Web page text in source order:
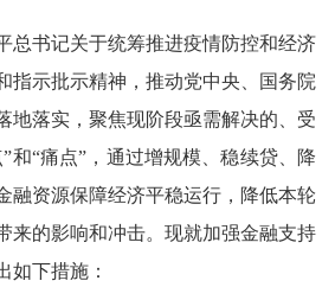
书记关于统筹推进疫情防控和经济
指示批示精神，推动党中央、国务院
地落实，聚焦现阶段亟需解决的、受
和“痛点”，通过增规模、稳续贷、降
融资源保障经济平稳运行，降低本轮
来的影响和冲击。现就加强金融支持
如下措施：